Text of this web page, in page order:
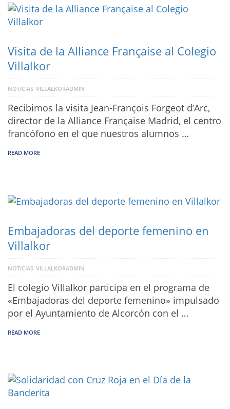
Visita de la Alliance Française al Colegio
Villalkor
NOTICIAS VILLALKORADMIN
Recibimos la visita Jean-François Forgeot d’Arc,
director de la Alliance Française Madrid, el centro
francófono en el que nuestros alumnos …
READ MORE
Embajadoras del deporte femenino en
Villalkor
NOTICIAS VILLALKORADMIN
El colegio Villalkor participa en el programa de
«Embajadoras del deporte femenino» impulsado
por el Ayuntamiento de Alcorcón con el …
READ MORE